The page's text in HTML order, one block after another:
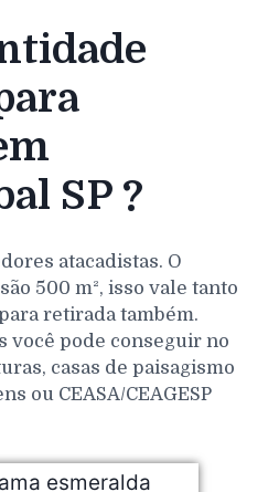
SP ?
atacadistas. O
500 m², isso vale tanto
retirada também.
você pode conseguir no
casas de paisagismo
ou CEASA/CEAGESP